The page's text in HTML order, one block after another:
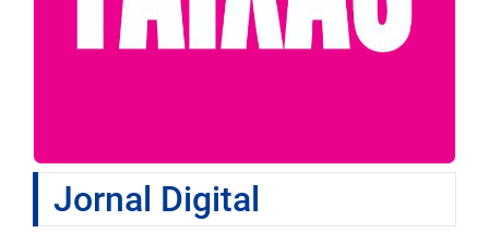
Jornal Digital